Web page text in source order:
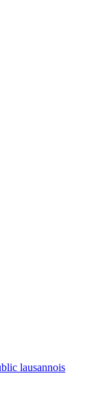
lausannois